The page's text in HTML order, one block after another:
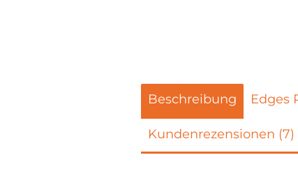
Beschreibung Edges
Kundenrezensionen (7)